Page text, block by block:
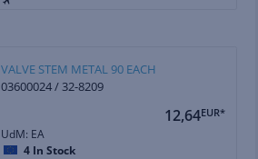
VALVE STEM METAL 90 EACH
03600024 / 32-8209
12,64EUR*
UdM: EA
4 In Stock